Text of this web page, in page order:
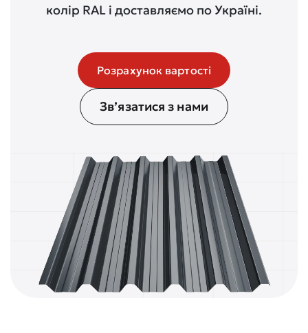
колір RAL і доставляємо по Україні.
Розрахунок вартості
Зв’язатися з нами